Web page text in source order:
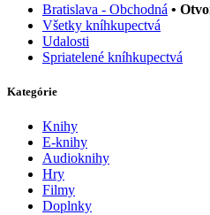
Bratislava - Obchodná •
Všetky kníhkupectvá
Udalosti
Spriatelené kníhkupectvá
Kategórie
Knihy
E-knihy
Audioknihy
Hry
Filmy
Doplnky